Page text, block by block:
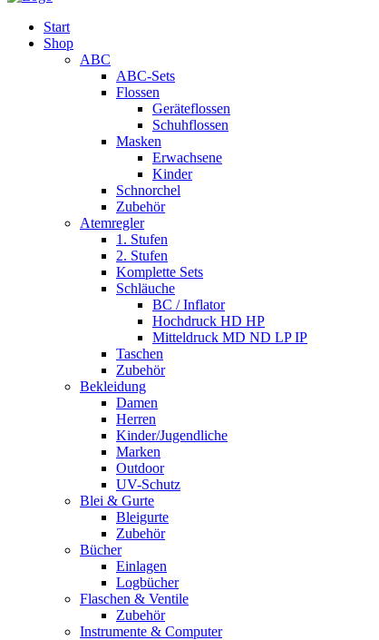
Start
Shop
ABC
ABC-Sets
Flossen
Geräteflossen
Schuhflossen
Masken
Erwachsene
Kinder
Schnorchel
Zubehör
Atemregler
1. Stufen
2. Stufen
Komplette Sets
Schläuche
BC / Inflator
Hochdruck HD HP
Mitteldruck MD ND LP IP
Taschen
Zubehör
Bekleidung
Damen
Herren
Kinder/Jugendliche
Marken
Outdoor
UV-Schutz
Blei & Gurte
Bleigurte
Zubehör
Bücher
Einlagen
Logbücher
Flaschen & Ventile
Zubehör
Instrumente & Computer